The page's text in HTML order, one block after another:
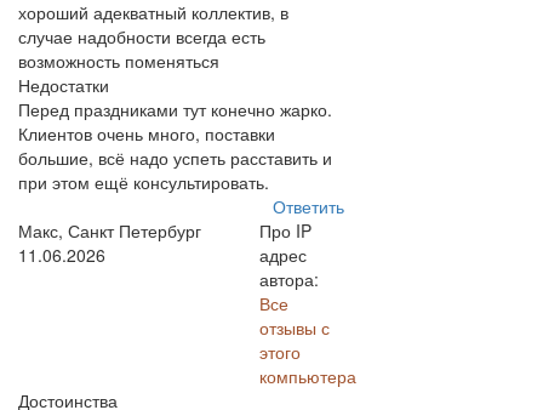
хороший адекватный коллектив, в
случае надобности всегда есть
возможность поменяться
Недостатки
Перед праздниками тут конечно жарко.
Клиентов очень много, поставки
большие, всё надо успеть расставить и
при этом ещё консультировать.
Ответить
Макс, Санкт Петербург
11.06.2026
Про IP
адрес
автора:
Все
отзывы с
этого
компьютера
Достоинства